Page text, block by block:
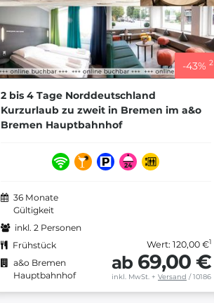
-43% 2
2 bis 4 Tage Norddeutschland
Kurzurlaub zu zweit in Bremen im a&o
Bremen Hauptbahnhof
36 Monate
Gültigkeit
inkl. 2 Personen
Frühstück
a&o Bremen
Hauptbahnhof
Wert: 120,00 €1
ab 69,00 €
inkl. MwSt. + Versand / 10186